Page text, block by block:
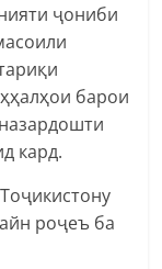
ҷониби
барои
кард.
роҷеъ ба